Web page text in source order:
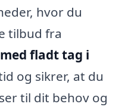
hvor du
tilbud fra
fladt tag i
og sikrer, at du
til dit behov og